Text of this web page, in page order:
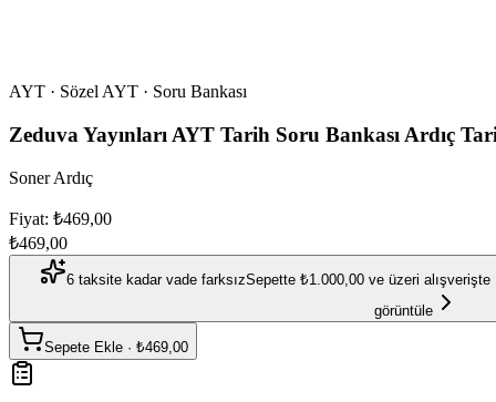
AYT · Sözel AYT · Soru Bankası
Zeduva Yayınları AYT Tarih Soru Bankası Ardıç
Soner Ardıç
Fiyat: ₺469,00
₺469,00
6 taksite kadar vade farksızSepette ₺1.000,00 ve üzeri alışverişte
görüntüle
Sepete Ekle · ₺469,00